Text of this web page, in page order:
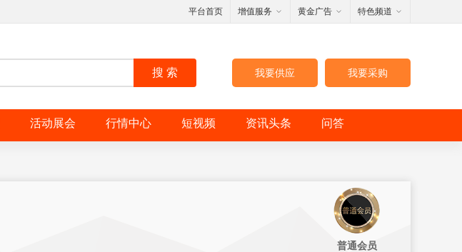
平台首页 增值服务 黄金广告 特色频道
搜 索 我要采购
我要供应
活动展会 行情中心 短视频 资讯头条 问答
普通会员